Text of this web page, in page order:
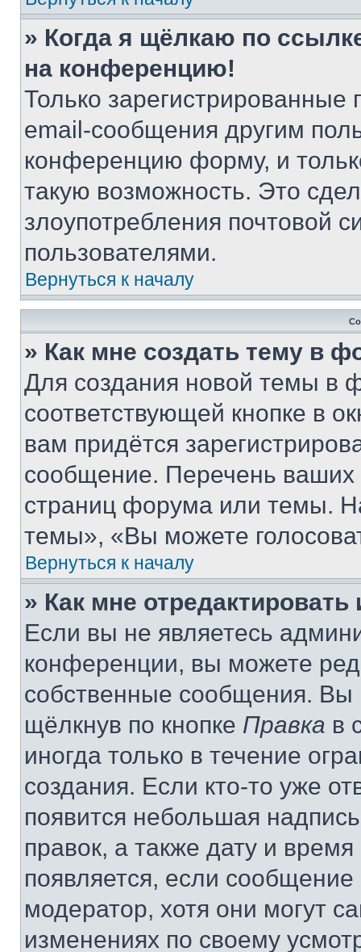
» Когда я щёлкаю по
на конференцию!
Только зарегистрированные
email-сообщения другим
конференцию форму, и
такую возможность. Это
злоупотребления почтовой
пользователями.
Вернуться к началу
» Как мне создать тему в
Для создания новой темы в
соответствующей кнопке в
вам придётся
сообщение. Перечень ваших
страниц форума или темы.
темы», «Вы можете
Вернуться к началу
» Как мне
Если вы не являетесь
конференции, вы можете
собственные сообщения. Вы
щёлкнув по кнопке Правка в
иногда только в течение
создания. Если кто-то уже
появится небольшая
правок, а также дату и
появляется, если
модератор, хотя они могут
изменениях по своему